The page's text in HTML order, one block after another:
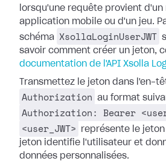
lorsqu'une requête provient d'un
application mobile ou d'un jeu.
schéma
XsollaLoginUserJWT
savoir comment créer un jeton,
documentation de l'API Xsolla
Transmettez le jeton dans l'en-
Authorization au format
Authorization: Bearer
<user_JWT>
représente le
jeton identifie l'utilisateur et
données personnalisées.